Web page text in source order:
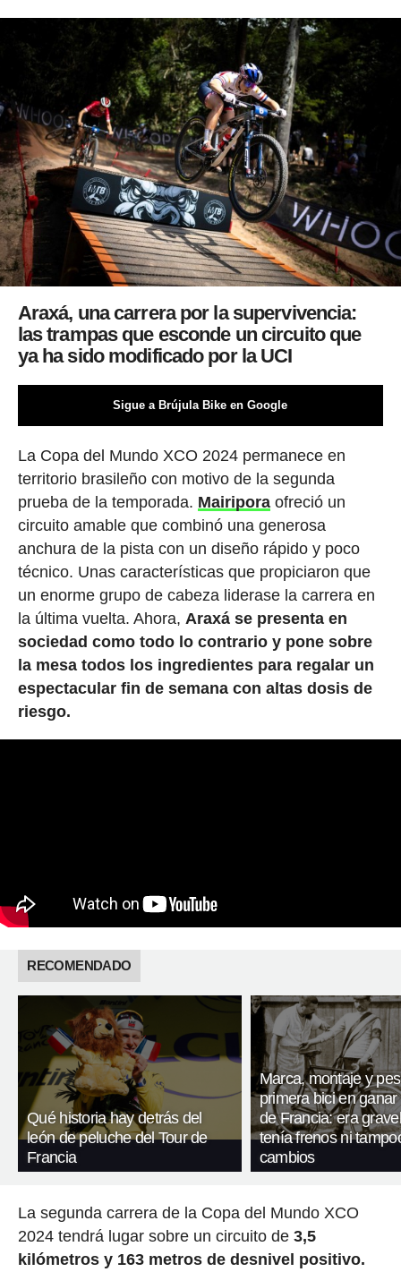
Araxá, una carrera por la supervivencia:
las trampas que esconde un circuito que
ya ha sido modificado por la UCI
Sigue a Brújula Bike en Google
La Copa del Mundo XCO 2024 permanece en
territorio brasileño con motivo de la segunda
prueba de la temporada. Mairiporaofreció un
circuito amable que combinó una generosa
anchura de la pista con un diseño rápido y poco
técnico. Unas características que propiciaron que
un enorme grupo de cabeza liderase la carrera en
la última vuelta. Ahora, Araxá se presenta en
sociedad como todo lo contrario y pone sobre
la mesa todos los ingredientes para regalar un
espectacular fin de semana con altas dosis de
riesgo.
RECOMENDADO
Qué historia hay detrás del
león de peluche del Tour de
Francia
Marca, montaje y
primera bici en ganar
de Francia: era
tenía frenos ni
cambios
La segunda carrera de la Copa del Mundo XCO
2024 tendrá lugar sobre un circuito de 3,5
kilómetros y 163 metros de desnivel positivo.